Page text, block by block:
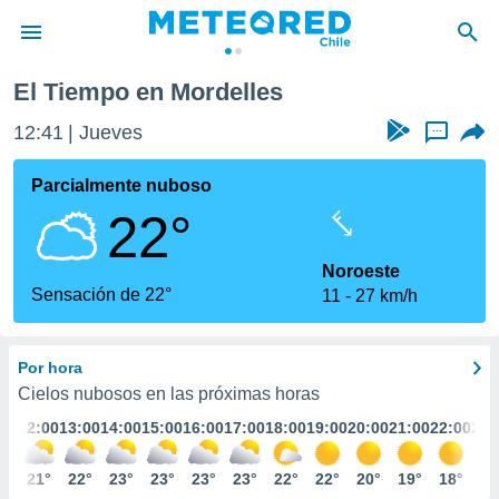
de
por
se
calidad.
a este
las
y
forma
digital
basada
El Tiempo en Mordelles
12:41 Jueves ...
Parcialmente nuboso
22°
Sensación de 22°
Noroeste
11
27 km/h
Por hora
Cielos nubosos en las próximas horas
12:00
21°
13:00
22°
14:00
23°
15:00
23°
16:00
23°
17:00
23°
18:00
22°
19:00
22°
20:00
20°
21:00
19°
22:00
18°